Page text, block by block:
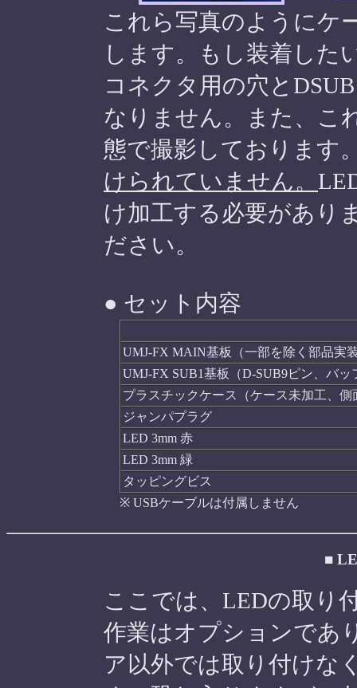
これら写真のようにケ
します。もし装着した
コネクタ用の穴と
なりません。また、こ
態で撮影しております
けられていません。
け加工する必要があり
ださい。
● セット内容
UMJ-FX MAIN基板（一部を除く部品実
UMJ-FX SUB1基板（D-SUB9ピン、バ
プラスチックケース（ケース未加工、
ジャンパプラグ
LED 3mm 赤
LED 3mm 緑
タッピングビス
※ USBケーブルは付属しません
■
ここでは、LEDの取り
作業はオプションであ
ア以外では取り付けな